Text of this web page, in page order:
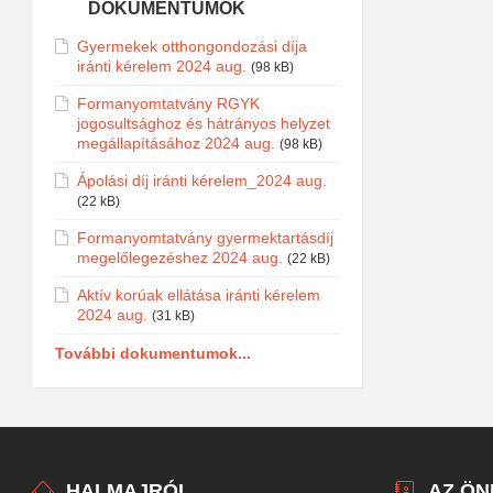
DOKUMENTUMOK
Gyermekek otthongondozási díja
iránti kérelem 2024 aug. (98 kB)
Formanyomtatvány RGYK
jogosultsághoz és hátrányos helyzet
megállapításához 2024 aug. (98 kB)
Ápolási díj iránti kérelem_2024 aug.
(22 kB)
Formanyomtatvány gyermektartásdíj
megelőlegezéshez 2024 aug. (22 kB)
Aktív korúak ellátása iránti kérelem
2024 aug. (31 kB)
További dokumentumok...